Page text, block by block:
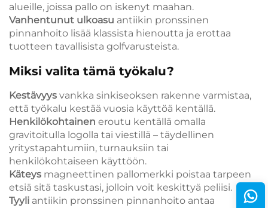
alueille, joissa pallo on iskenyt maahan.
Vanhentunut ulkoasu antiikin pronssinen
pinnanhoito lisää klassista hienoutta ja erottaa
tuotteen tavallisista golfvarusteista.
Miksi valita tämä työkalu?
Kestävyys vankka sinkiseoksen rakenne varmistaa,
että työkalu kestää vuosia käyttöä kentällä.
Henkilökohtainen eroutu kentällä omalla
gravitoitulla logolla tai viestillä – täydellinen
yritystapahtumiin, turnauksiin tai
henkilökohtaiseen käyttöön.
Käteys magneettinen pallomerkki poistaa tarpeen
etsiä sitä taskustasi, jolloin voit keskittyä peliisi.
Tyyli antiikin pronssinen pinnanhoito antaa